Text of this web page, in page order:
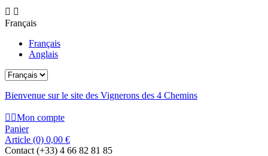
 
Français
Français
Anglais
Bienvenue sur le site des Vignerons des 4 Chemins
 Mon compte
Panier
Article (0) 0,00 €
Contact (+33) 4 66 82 81 85